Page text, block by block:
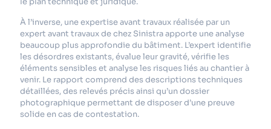
À l’inverse, une expertise avant travaux réalisée par un
expert avant travaux de chez Sinistra apporte une analyse
beaucoup plus approfondie du bâtiment. L’expert identifie
les désordres existants, évalue leur gravité, vérifie les
éléments sensibles et analyse les risques liés au chantier à
venir. Le rapport comprend des descriptions techniques
détaillées, des relevés précis ainsi qu’un dossier
photographique permettant de disposer d’une preuve
solide en cas de contestation.